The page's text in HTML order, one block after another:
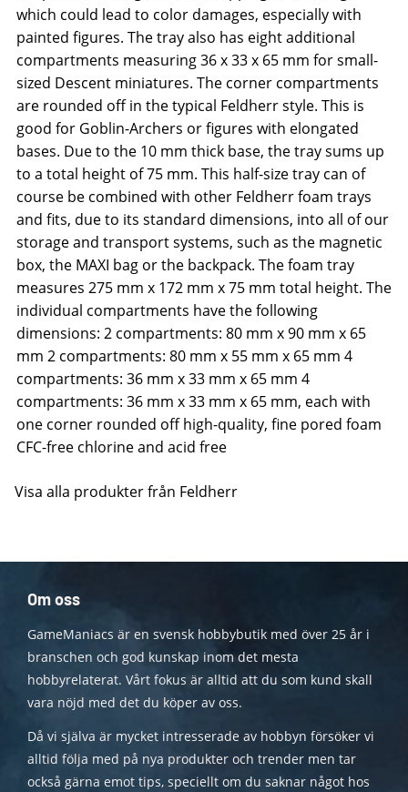
which could lead to color damages, especially with
painted figures. The tray also has eight additional
compartments measuring 36 x 33 x 65 mm for small-
sized Descent miniatures. The corner compartments
are rounded off in the typical Feldherr style. This is
good for Goblin-Archers or figures with elongated
bases. Due to the 10 mm thick base, the tray sums up
to a total height of 75 mm. This half-size tray can of
course be combined with other Feldherr foam trays
and fits, due to its standard dimensions, into all of our
storage and transport systems, such as the magnetic
box, the MAXI bag or the backpack. The foam tray
measures 275 mm x 172 mm x 75 mm total height. The
individual compartments have the following
dimensions: 2 compartments: 80 mm x 90 mm x 65
mm 2 compartments: 80 mm x 55 mm x 65 mm 4
compartments: 36 mm x 33 mm x 65 mm 4
compartments: 36 mm x 33 mm x 65 mm, each with
one corner rounded off high-quality, fine pored foam
CFC-free chlorine and acid free
Visa alla produkter från Feldherr
Om oss
GameManiacs är en svensk hobbybutik med över 25 år i
branschen och god kunskap inom det mesta
hobbyrelaterat. Vårt fokus är alltid att du som kund skall
vara nöjd med det du köper av oss.
Då vi själva är mycket intresserade av hobbyn försöker vi
alltid följa med på nya produkter och trender men tar
också gärna emot tips, speciellt om du saknar något hos